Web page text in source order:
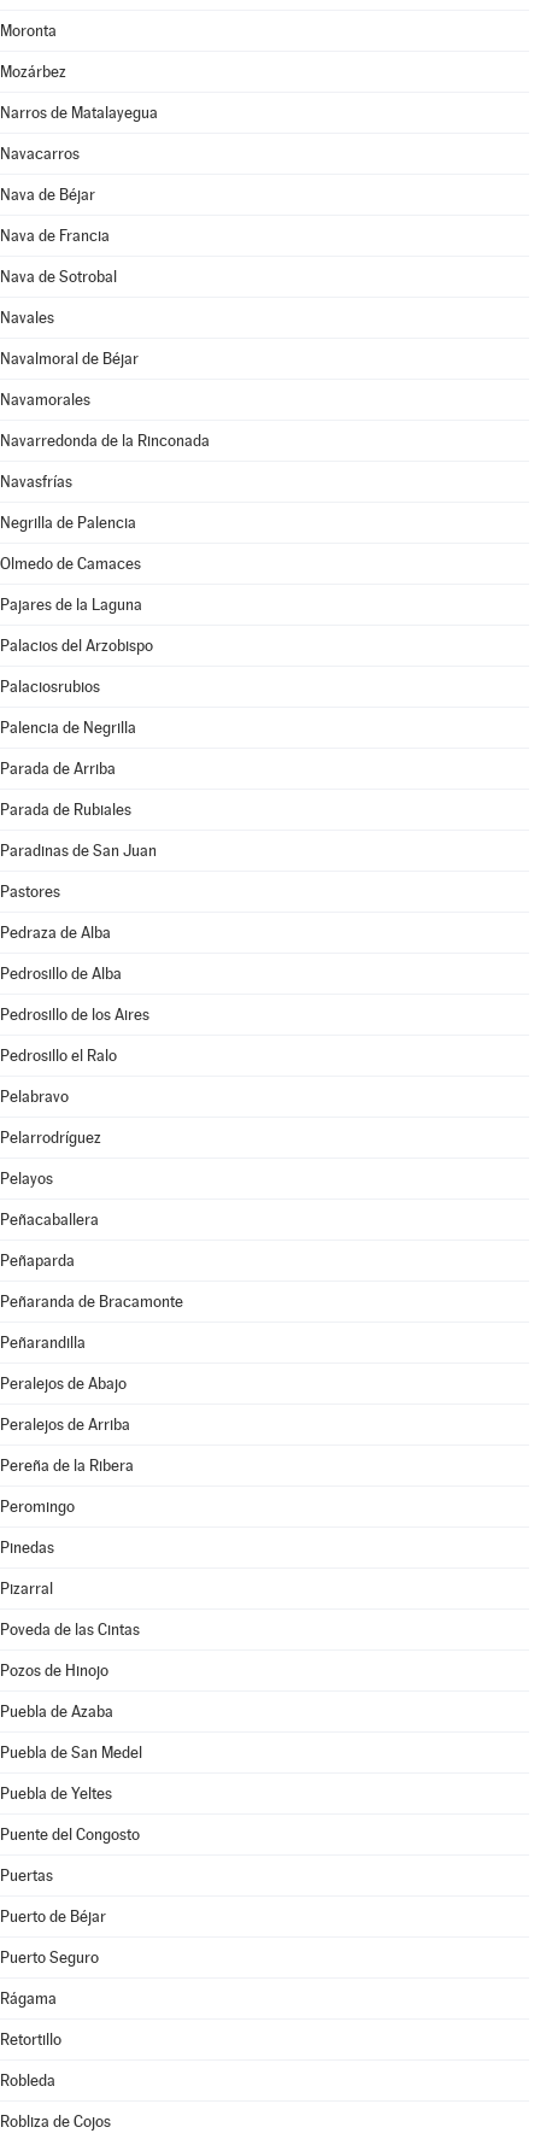
Moronta
Mozárbez
Narros de Matalayegua
Navacarros
Nava de Béjar
Nava de Francia
Nava de Sotrobal
Navales
Navalmoral de Béjar
Navamorales
Navarredonda de la Rinconada
Navasfrías
Negrilla de Palencia
Olmedo de Camaces
Pajares de la Laguna
Palacios del Arzobispo
Palaciosrubios
Palencia de Negrilla
Parada de Arriba
Parada de Rubiales
Paradinas de San Juan
Pastores
Pedraza de Alba
Pedrosillo de Alba
Pedrosillo de los Aires
Pedrosillo el Ralo
Pelabravo
Pelarrodríguez
Pelayos
Peñacaballera
Peñaparda
Peñaranda de Bracamonte
Peñarandilla
Peralejos de Abajo
Peralejos de Arriba
Pereña de la Ribera
Peromingo
Pinedas
Pizarral
Poveda de las Cintas
Pozos de Hinojo
Puebla de Azaba
Puebla de San Medel
Puebla de Yeltes
Puente del Congosto
Puertas
Puerto de Béjar
Puerto Seguro
Rágama
Retortillo
Robleda
Robliza de Cojos